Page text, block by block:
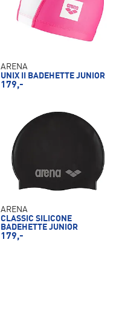
ARENA
UNIX II BADEHETTE JUNIOR
179,-
ARENA
CLASSIC SILICONE
BADEHETTE JUNIOR
179,-